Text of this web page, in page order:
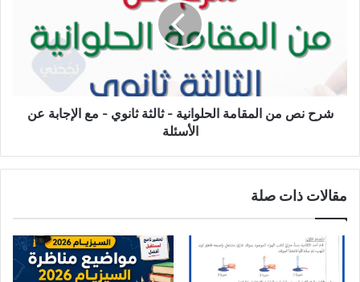
-
شرح نص من المقامة الحلوانية - ثالثة ثانوي - مع الإجابة عن
الأسئلة
مقالات ذات صلة